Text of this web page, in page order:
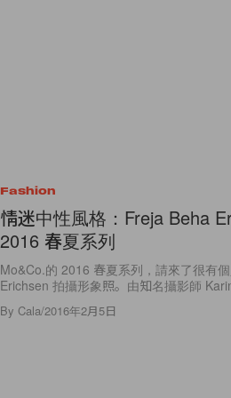
Fashion
情迷中性風格：Freja Beha
2016 春夏系列
Mo&Co.的 2016 春夏系列，請來了很有
Erichsen 拍攝形象照。由知名攝影師
By Cala/2016年2月5日